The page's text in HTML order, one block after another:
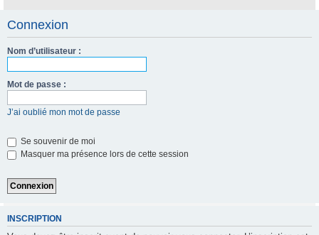
Connexion
Nom d’utilisateur :
Mot de passe :
J’ai oublié mon mot de passe
Se souvenir de moi
Masquer ma présence lors de cette session
INSCRIPTION